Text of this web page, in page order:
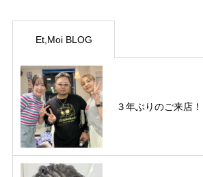
Et,Moi BLOG
３年ぶりのご来店！